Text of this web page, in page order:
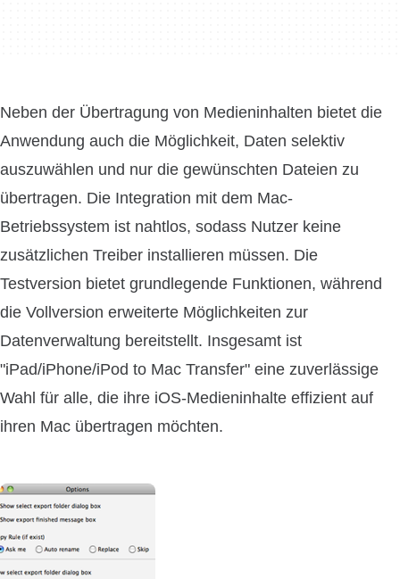
Neben der Übertragung von Medieninhalten bietet die
Anwendung auch die Möglichkeit, Daten selektiv
auszuwählen und nur die gewünschten Dateien zu
übertragen. Die Integration mit dem Mac-
Betriebssystem ist nahtlos, sodass Nutzer keine
zusätzlichen Treiber installieren müssen. Die
Testversion bietet grundlegende Funktionen, während
die Vollversion erweiterte Möglichkeiten zur
Datenverwaltung bereitstellt. Insgesamt ist
"iPad/iPhone/iPod to Mac Transfer" eine zuverlässige
Wahl für alle, die ihre iOS-Medieninhalte effizient auf
ihren Mac übertragen möchten.